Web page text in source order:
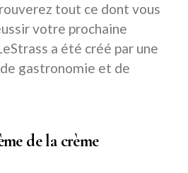
tout ce dont vous
votre prochaine
a été créé par une
gastronomie et de
de la crème